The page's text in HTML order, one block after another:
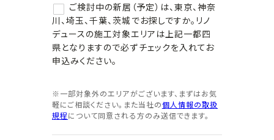
ご検討中の新居（予定）は、東京、神奈
川、埼玉、千葉、茨城でお探しですか。リノ
デュースの施工対象エリアは上記一都四
県となりますので必ずチェックを入れてお
申込みください。
※一部対象外のエリアがございます、まずはお気
軽にご相談ください。また当社の個人情報の取扱
規程 について同意される方のみ送信できます。